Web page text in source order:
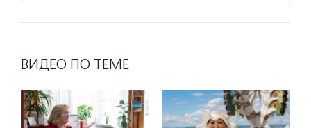
ВИДЕО ПО ТЕМЕ